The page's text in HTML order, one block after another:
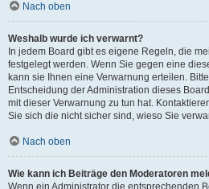
Nach oben
Weshalb wurde ich verwarnt?
In jedem Board gibt es eigene Regeln, die
festgelegt werden. Wenn Sie gegen eine
kann sie Ihnen eine Verwarnung erteilen.
Entscheidung der Administration dieses
mit dieser Verwarnung zu tun hat.
Sie sich die nicht sicher sind, wieso Sie
Nach oben
Wie kann ich Beiträge den Moderatoren
Wenn ein Administrator die entsprechenden